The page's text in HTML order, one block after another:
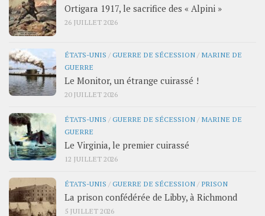
Ortigara 1917, le sacrifice des « Alpini »
26 JUILLET 2026
ÉTATS-UNIS /GUERRE DE SÉCESSION / MARINE DE
GUERRE
Le Monitor, un étrange cuirassé !
20 JUILLET 2026
ÉTATS-UNIS /GUERRE DE SÉCESSION / MARINE DE
GUERRE
Le Virginia, le premier cuirassé
12 JUILLET 2026
ÉTATS-UNIS /GUERRE DE SÉCESSION / PRISON
La prison confédérée de Libby, à Richmond
5 JUILLET 2026